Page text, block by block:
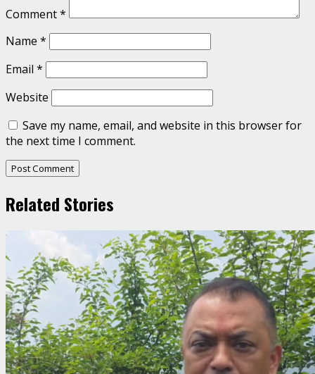
Comment*
Name *
Email *
Website
Save my name, email, and website in this browser for
the next time I comment.
Related Stories